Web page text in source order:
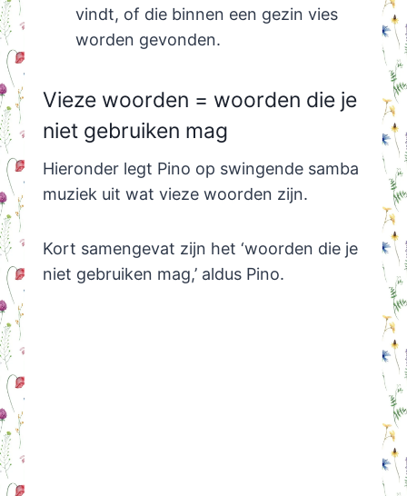
vindt, of die binnen een gezin vies
worden gevonden.
Vieze woorden = woorden die je
niet gebruiken mag
Hieronder legt Pino op swingende samba
muziek uit wat vieze woorden zijn.
Kort samengevat zijn het ‘woorden die je
niet gebruiken mag,’ aldus Pino.